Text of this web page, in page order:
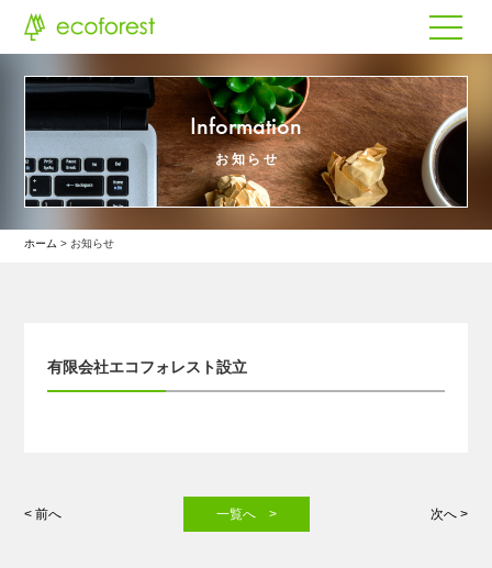
Information
お知らせ
ホーム お知らせ
有限会社エコフォレスト設立
< 前へ 一覧へ > 次へ >